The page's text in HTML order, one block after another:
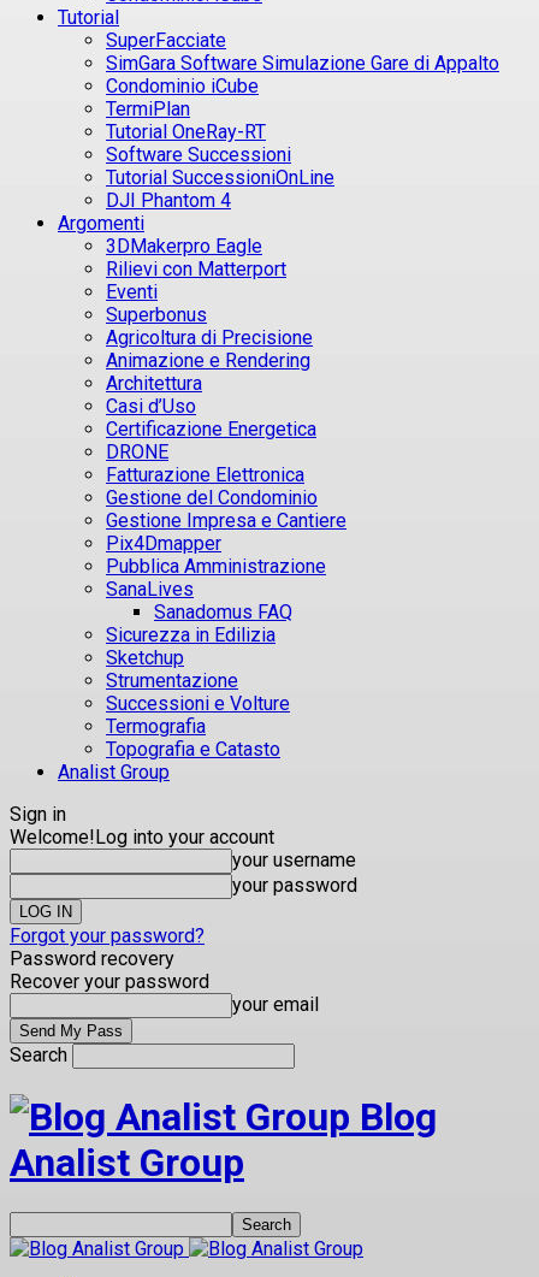
Tutorial
SuperFacciate
SimGara Software Simulazione Gare di Appalto
Condominio iCube
TermiPlan
Tutorial OneRay-RT
Software Successioni
Tutorial SuccessioniOnLine
DJI Phantom 4
Argomenti
3DMakerpro Eagle
Rilievi con Matterport
Eventi
Superbonus
Agricoltura di Precisione
Animazione e Rendering
Architettura
Casi d’Uso
Certificazione Energetica
DRONE
Fatturazione Elettronica
Gestione del Condominio
Gestione Impresa e Cantiere
Pix4Dmapper
Pubblica Amministrazione
SanaLives
Sanadomus FAQ
Sicurezza in Edilizia
Sketchup
Strumentazione
Successioni e Volture
Termografia
Topografia e Catasto
Analist Group
Sign in
Welcome!Log into your account
your username
your password
Forgot your password?
Password recovery
Recover your password
your email
Search
Blog
Analist Group